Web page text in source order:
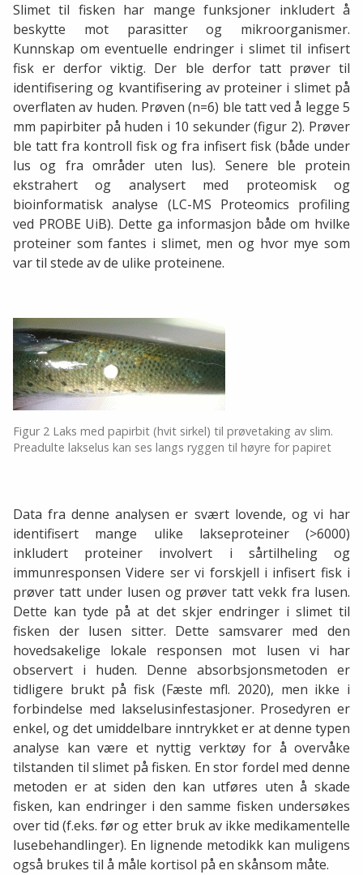
Slimet til fisken har mange funksjoner inkludert å
beskytte mot parasitter og mikroorganismer.
Kunnskap om eventuelle endringer i slimet til infisert
fisk er derfor viktig. Der ble derfor tatt prøver til
identifisering og kvantifisering av proteiner i slimet på
overflaten av huden. Prøven (n=6) ble tatt ved å legge 5
mm papirbiter på huden i 10 sekunder (figur 2). Prøver
ble tatt fra kontroll fisk og fra infisert fisk (både under
lus og fra områder uten lus). Senere ble protein
ekstrahert og analysert med proteomisk og
bioinformatisk analyse (LC-MS Proteomics profiling
ved PROBE UiB). Dette ga informasjon både om hvilke
proteiner som fantes i slimet, men og hvor mye som
var til stede av de ulike proteinene.
Figur 2 Laks med papirbit (hvit sirkel) til prøvetaking av slim.
Preadulte lakselus kan ses langs ryggen til høyre for papiret
Data fra denne analysen er svært lovende, og vi har
identifisert mange ulike lakseproteiner (>6000)
inkludert proteiner involvert i sårtilheling og
immunresponsen Videre ser vi forskjell i infisert fisk i
prøver tatt under lusen og prøver tatt vekk fra lusen.
Dette kan tyde på at det skjer endringer i slimet til
fisken der lusen sitter. Dette samsvarer med den
hovedsakelige lokale responsen mot lusen vi har
observert i huden. Denne absorbsjonsmetoden er
tidligere brukt på fisk (Fæste mfl. 2020), men ikke i
forbindelse med lakselusinfestasjoner. Prosedyren er
enkel, og det umiddelbare inntrykket er at denne typen
analyse kan være et nyttig verktøy for å overvåke
tilstanden til slimet på fisken. En stor fordel med denne
metoden er at siden den kan utføres uten å skade
fisken, kan endringer i den samme fisken undersøkes
over tid (f.eks. før og etter bruk av ikke medikamentelle
lusebehandlinger). En lignende metodikk kan muligens
også brukes til å måle kortisol på en skånsom måte.